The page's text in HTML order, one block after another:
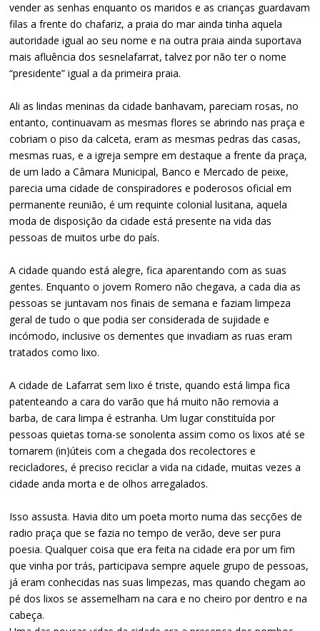
vender as senhas enquanto os maridos e as crianças guardavam
filas a frente do chafariz, a praia do mar ainda tinha aquela
autoridade igual ao seu nome e na outra praia ainda suportava
mais afluência dos sesnelafarrat, talvez por não ter o nome
“presidente” igual a da primeira praia.
Ali as lindas meninas da cidade banhavam, pareciam rosas, no
entanto, continuavam as mesmas flores se abrindo nas praça e
cobriam o piso da calceta, eram as mesmas pedras das casas,
mesmas ruas, e a igreja sempre em destaque a frente da praça,
de um lado a Câmara Municipal, Banco e Mercado de peixe,
parecia uma cidade de conspiradores e poderosos oficial em
permanente reunião, é um requinte colonial lusitana, aquela
moda de disposição da cidade está presente na vida das
pessoas de muitos urbe do país.
A cidade quando está alegre, fica aparentando com as suas
gentes. Enquanto o jovem Romero não chegava, a cada dia as
pessoas se juntavam nos finais de semana e faziam limpeza
geral de tudo o que podia ser considerada de sujidade e
incómodo, inclusive os dementes que invadiam as ruas eram
tratados como lixo.
A cidade de Lafarrat sem lixo é triste, quando está limpa fica
patenteando a cara do varão que há muito não removia a
barba, de cara limpa é estranha. Um lugar constituída por
pessoas quietas torna-se sonolenta assim como os lixos até se
tornarem (in)úteis com a chegada dos recolectores e
recicladores, é preciso reciclar a vida na cidade, muitas vezes a
cidade anda morta e de olhos arregalados.
Isso assusta. Havia dito um poeta morto numa das secções de
radio praça que se fazia no tempo de verão, deve ser pura
poesia. Qualquer coisa que era feita na cidade era por um fim
que vinha por trás, participava sempre aquele grupo de pessoas,
já eram conhecidas nas suas limpezas, mas quando chegam ao
pé dos lixos se assemelham na cara e no cheiro por dentro e na
cabeça.